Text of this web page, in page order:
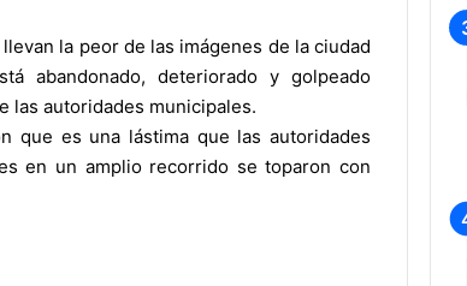
la peor de las imágenes de la ciudad
abandonado, deteriorado y golpeado
las autoridades municipales.
que es una lástima que las autoridades
en un amplio recorrido se toparon con